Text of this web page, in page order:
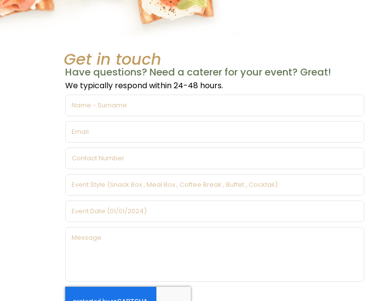
Get in touch
Have questions? Need a caterer for your event? Great!
We typically respond within 24-48 hours.